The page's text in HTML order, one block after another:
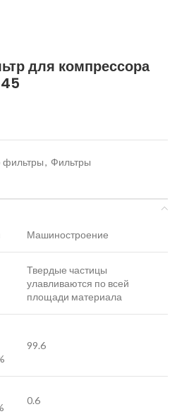
для компрессора
, Фильтры
Машиностроение
Твердые частицы
улавливаются по всей
площади материала
99.6
0.6